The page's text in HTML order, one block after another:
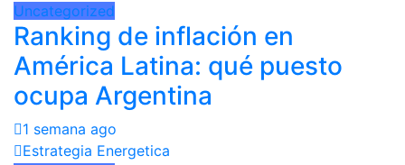
Uncategorized
Ranking de inflación en
América Latina: qué puesto
ocupa Argentina
1 semana ago
Estrategia Energetica